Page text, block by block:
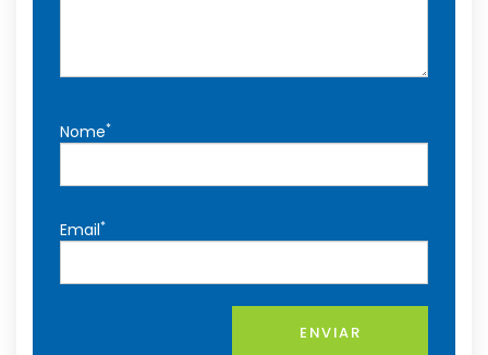
Nome*
Email*
ENVIAR